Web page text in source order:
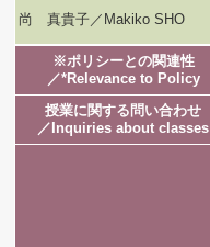
尚 真貴子／Makiko SHO
※ポリシーとの関連性
／*Relevance to Policy
授業に関する問い合わせ
／Inquiries about classes